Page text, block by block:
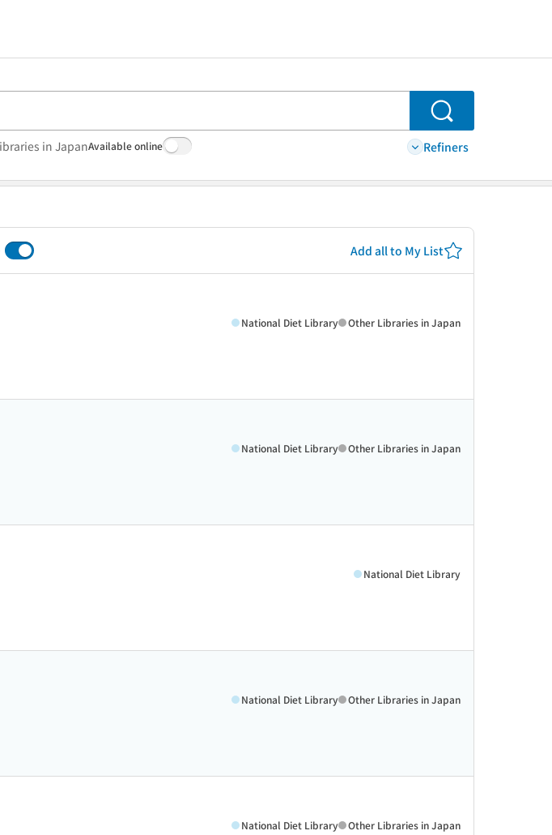
Search
in JapanAvailable online Refiners
Add all to My List
National Diet Library Other Libraries in Japan
National Diet Library Other Libraries in Japan
National Diet Library
National Diet Library Other Libraries in Japan
National Diet Library Other Libraries in Japan